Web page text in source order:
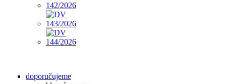
doporučujeme